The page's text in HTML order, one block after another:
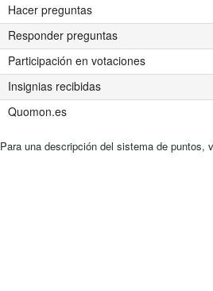
Hacer preguntas
Responder preguntas
Participación en votaciones
Insignias recibidas
Quomon.es
Para una descripción del sistema de puntos,